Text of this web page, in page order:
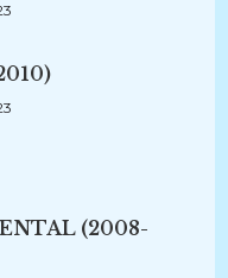
(2008-